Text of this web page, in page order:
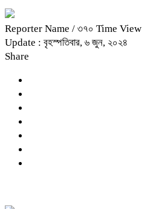
Reporter Name / ৩৭০ Time View
Update : বৃহস্পতিবার, ৬ জুন, ২০২৪
Share